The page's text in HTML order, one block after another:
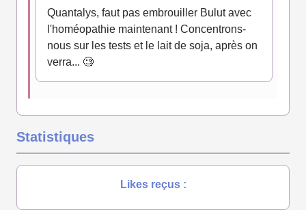
Quantalys, faut pas embrouiller Bulut avec
l'homéopathie maintenant ! Concentrons-
nous sur les tests et le lait de soja, après on
verra... 🧐
Statistiques
Likes reçus :